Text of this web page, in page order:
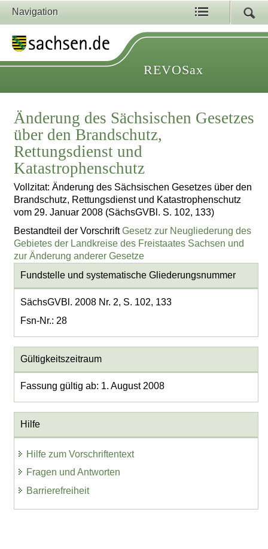
Navigation
REVOSax
Änderung des Sächsischen Gesetzes
über den Brandschutz,
Rettungsdienst und
Katastrophenschutz
Vollzitat: Änderung des Sächsischen Gesetzes über den
Brandschutz, Rettungsdienst und Katastrophenschutz
vom 29. Januar 2008 (SächsGVBl. S. 102, 133)
Bestandteil der VorschriftGesetz zur Neugliederung des
Gebietes der Landkreise des Freistaates Sachsen und
zur Änderung anderer Gesetze
Fundstelle und systematische Gliederungsnummer
SächsGVBl. 2008 Nr. 2, S. 102, 133
Fsn-Nr.: 28
Gültigkeitszeitraum
Fassung gültig ab: 1. August 2008
Hilfe
Hilfe zum Vorschriftentext
Fragen und Antworten
Barrierefreiheit